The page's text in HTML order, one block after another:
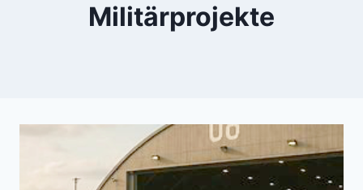
Militärprojekte